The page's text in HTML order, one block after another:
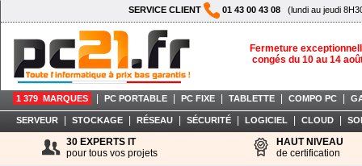
SERVICE CLIENT 01 43 00 43 08 (lundi au jeudi
Fermeture
congés du 10 au 14
1 379 MARQUES PC PORTABLE PC FIXE TABLETTE COMPO PC
SERVEUR STOCKAGE RÉSEAU SÉCURITÉ LOGICIEL CLOUD
30 EXPERTS IT
pour tous vos projets
HAUT NIVEAU
de certification